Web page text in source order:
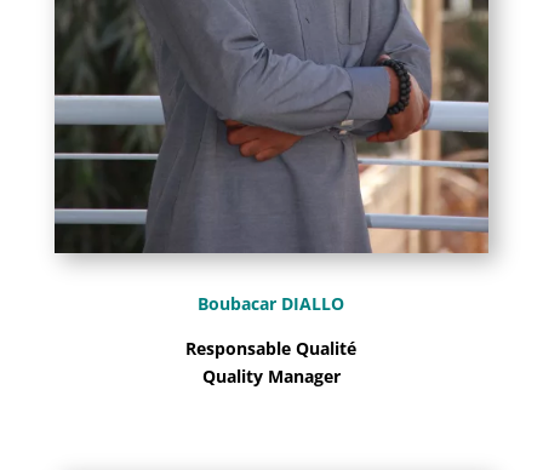
Boubacar DIALLO
Responsable Qualité
Quality Manager